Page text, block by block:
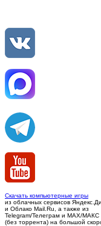
Скачать компьютерные игры
из облачных сервисов
и Облако Mail.Ru, а также из
Telegram/Телеграм и MAX/МАКС
(без торрента) на большой